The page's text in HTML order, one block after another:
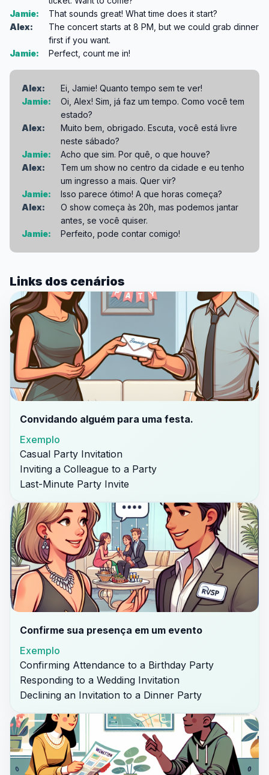
Jamie:
That sounds great! What time does it start?
Alex:
The concert starts at 8 PM, but we could grab dinner
first if you want.
Jamie:
Perfect, count me in!
Alex:
Ei, Jamie! Quanto tempo sem te ver!
Jamie:
Oi, Alex! Sim, já faz um tempo. Como você tem
estado?
Alex:
Muito bem, obrigado. Escuta, você está livre
neste sábado?
Jamie:
Acho que sim. Por quê, o que houve?
Alex:
Tem um show no centro da cidade e eu tenho
um ingresso a mais. Quer vir?
Jamie:
Isso parece ótimo! A que horas começa?
Alex:
O show começa às 20h, mas podemos jantar
antes, se você quiser.
Jamie:
Perfeito, pode contar comigo!
Links dos cenários
Convidando alguém para uma festa.
Exemplo
Casual Party Invitation
Inviting a Colleague to a Party
Last-Minute Party Invite
Confirme sua presença em um evento
Exemplo
Confirming Attendance to a Birthday Party
Responding to a Wedding Invitation
Declining an Invitation to a Dinner Party